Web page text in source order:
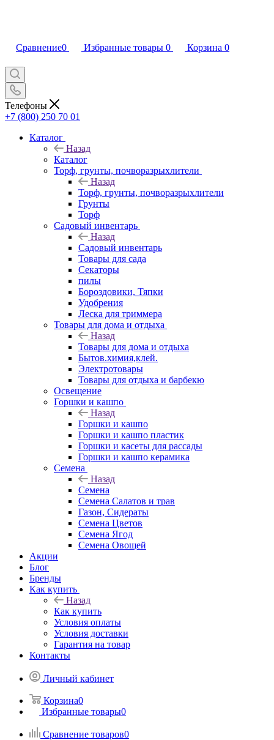
Сравнение0 Избранные товары 0 Корзина 0
Телефоны
+7 (800) 250 70 01
Каталог
Назад
Каталог
Торф, грунты, почворазрыхлители
Назад
Торф, грунты, почворазрыхлители
Грунты
Торф
Садовый инвентарь
Назад
Садовый инвентарь
Товары для сада
Секаторы
пилы
Бороздовики, Тяпки
Удобрения
Леска для триммера
Товары для дома и отдыха
Назад
Товары для дома и отдыха
Бытов.химия,клей.
Электротовары
Товары для отдыха и барбекю
Освещение
Горшки и кашпо
Назад
Горшки и кашпо
Горшки и кашпо пластик
Горшки и касеты для рассады
Горшки и кашпо керамика
Семена
Назад
Семена
Семена Салатов и трав
Газон, Сидераты
Семена Цветов
Семена Ягод
Семена Овощей
Акции
Блог
Бренды
Как купить
Назад
Как купить
Условия оплаты
Условия доставки
Гарантия на товар
Контакты
Личный кабинет
Корзина0
Избранные товары0
Сравнение товаров0